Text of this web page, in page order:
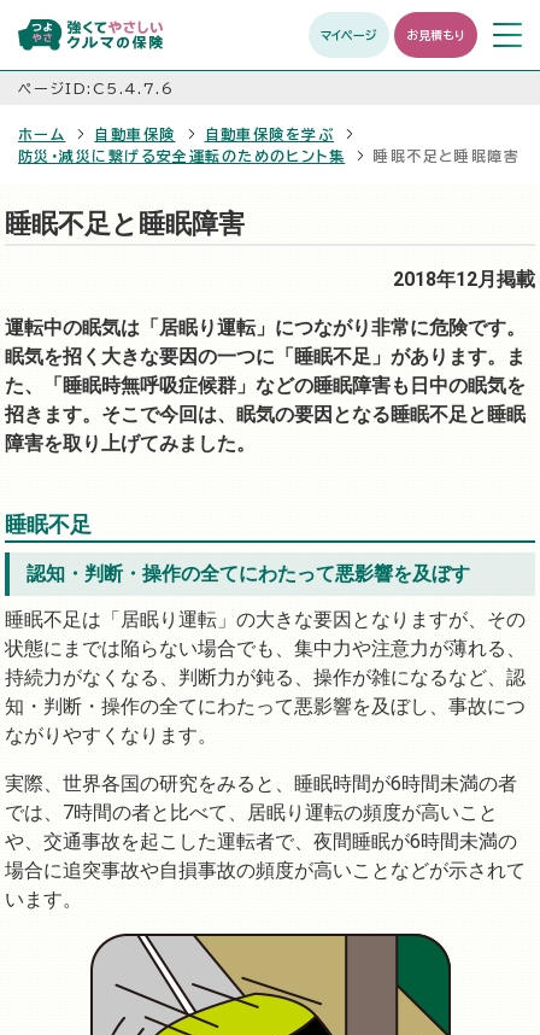
マイページ お見積もり メニュ
開く
ページID:C5.4.7.6
ホーム 自動車保険
自動車保険を学ぶ
防災・減災に繋げる安全運転のためのヒント集
睡眠不足と睡眠障害
睡眠不足と睡眠障害
2018年12月掲載
運転中の眠気は「居眠り運転」につながり非常に危険です。
眠気を招く大きな要因の一つに「睡眠不足」があります。ま
た、「睡眠時無呼吸症候群」などの睡眠障害も日中の眠気を
招きます。そこで今回は、眠気の要因となる睡眠不足と睡眠
障害を取り上げてみました。
睡眠不足
認知・判断・操作の全てにわたって悪影響を及ぼす
睡眠不足は「居眠り運転」の大きな要因となりますが、その
状態にまでは陥らない場合でも、集中力や注意力が薄れる、
持続力がなくなる、判断力が鈍る、操作が雑になるなど、認
知・判断・操作の全てにわたって悪影響を及ぼし、事故につ
ながりやすくなります。
実際、世界各国の研究をみると、睡眠時間が6時間未満の者
では、7時間の者と比べて、居眠り運転の頻度が高いこと
や、交通事故を起こした運転者で、夜間睡眠が6時間未満の
場合に追突事故や自損事故の頻度が高いことなどが示されて
います。